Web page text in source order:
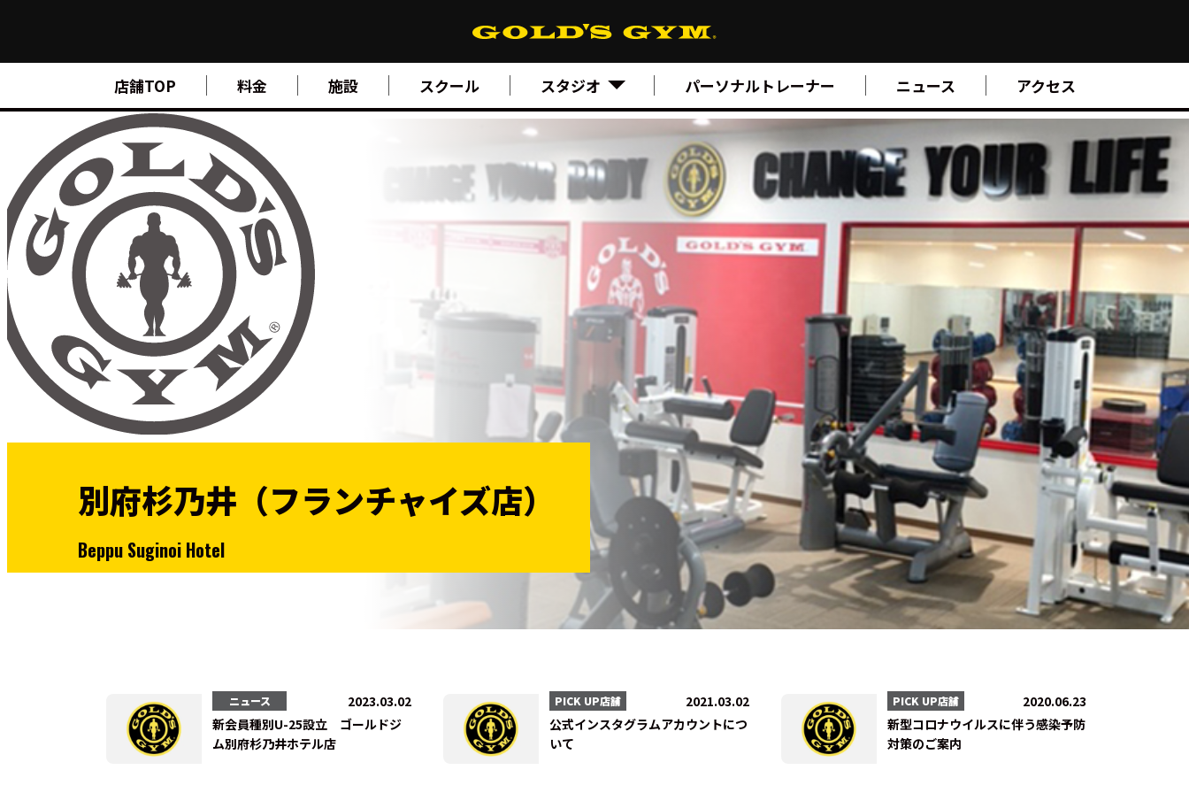
店舗TOP 料金 施設 スクール スタジオ パーソナルトレーナー ニュース アクセス
FIND A GYM 店舗検索
ABOUTゴールドジムについて
SUPPORT トレーニングサポート
SCHOOLスクール
STUDIO スタジオ
JOIN ご入会について
NEWS ニュース
SHOPオンラインストア
法人会員
会員会則
採用情報
別府杉乃井（フランチャイズ店）
Beppu Suginoi Hotel
ニュース
2023.03.02
新会員種別U-25設立 ゴールドジ
ム別府杉乃井ホテル店
PICK UP店舗
2021.03.02
公式インスタグラムアカウントにつ
いて
PICK UP店舗
2020.06.23
新型コロナウイルスに伴う感染予防
対策のご案内